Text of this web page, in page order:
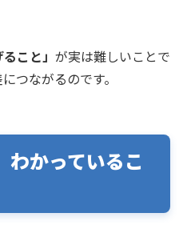
こと」 が実は難しいことで
つながるのです。
かっているこ